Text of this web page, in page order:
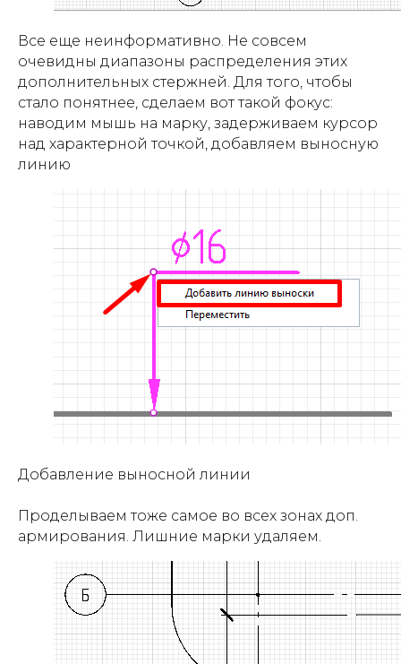
Все еще неинформативно. Не совсем
очевидны диапазоны распределения этих
дополнительных стержней. Для того, чтобы
стало понятнее, сделаем вот такой фокус:
наводим мышь на марку, задерживаем курсор
над характерной точкой, добавляем выносную
линию
Добавление выносной линии
Проделываем тоже самое во всех зонах доп.
армирования. Лишние марки удаляем.